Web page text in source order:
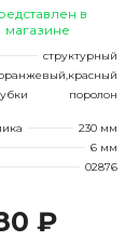
в
магазине
структурный
поролон
230 мм
6 мм
02876
₽